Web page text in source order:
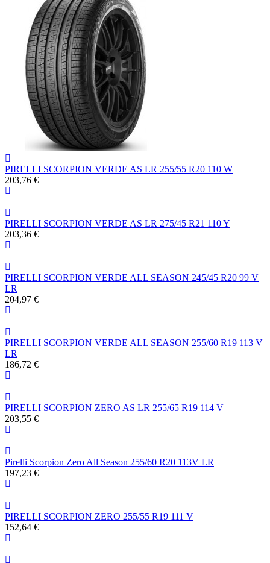
PIRELLI SCORPION VERDE AS LR 255/55 R20 110 W
203,76 €
PIRELLI SCORPION VERDE AS LR 275/45 R21 110 Y
203,36 €
PIRELLI SCORPION VERDE ALL SEASON 245/45 R20 99 V
LR
204,97 €
PIRELLI SCORPION VERDE ALL SEASON 255/60 R19 113 V
LR
186,72 €
PIRELLI SCORPION ZERO AS LR 255/65 R19 114 V
203,55 €
Pirelli Scorpion Zero All Season 255/60 R20 113V LR
197,23 €
PIRELLI SCORPION ZERO 255/55 R19 111 V
152,64 €